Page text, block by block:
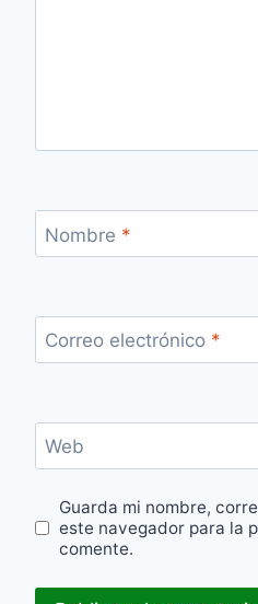
Nombre *
Correo electrónico *
Web
Guarda mi nombre,
este navegador para la
comente.